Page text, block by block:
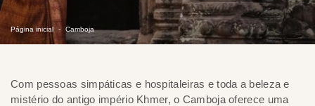
Página inicial Camboja
Com pessoas simpáticas e hospitaleiras e toda a beleza e
mistério do antigo império Khmer, o Camboja oferece uma